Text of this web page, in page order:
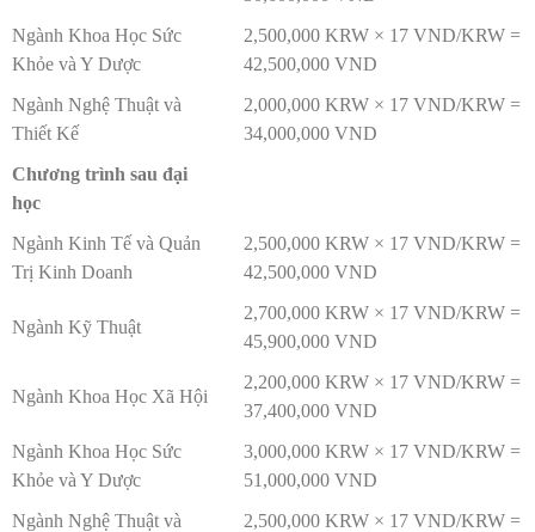
Ngành Khoa Học Sức
Khỏe và Y Dược
2,500,000 KRW × 17 VND/KRW =
42,500,000 VND
Ngành Nghệ Thuật và
Thiết Kế
2,000,000 KRW × 17 VND/KRW =
34,000,000 VND
Chương trình sau đại
học
Ngành Kinh Tế và Quản
Trị Kinh Doanh
2,500,000 KRW × 17 VND/KRW =
42,500,000 VND
Ngành Kỹ Thuật
2,700,000 KRW × 17 VND/KRW =
45,900,000 VND
Ngành Khoa Học Xã Hội
2,200,000 KRW × 17 VND/KRW =
37,400,000 VND
Ngành Khoa Học Sức
Khỏe và Y Dược
3,000,000 KRW × 17 VND/KRW =
51,000,000 VND
Ngành Nghệ Thuật và
2,500,000 KRW × 17 VND/KRW =